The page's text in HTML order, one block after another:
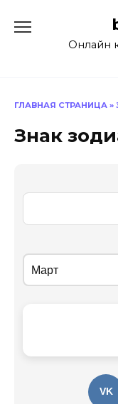
содержаниюОнлайн
ГЛАВНАЯ СТРАНИЦА »
Знак
VK